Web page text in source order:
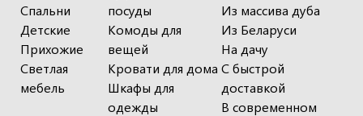
Спальни
Детские
Прихожие
Светлая
мебель
посуды
Комоды для
вещей
Кровати для дома
Шкафы для
одежды
Из массива дуба
Из Беларуси
На дачу
С быстрой
доставкой
В современном